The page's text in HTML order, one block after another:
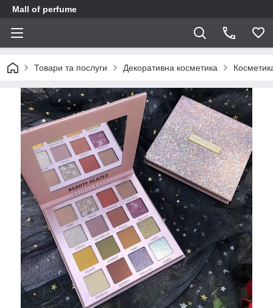
Mall of perfume
Товари та послуги Декоративна косметика